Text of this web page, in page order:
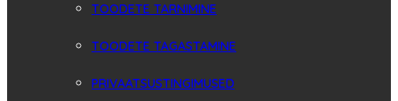
TOODETE TARNIMINE
TOODETE TAGASTAMINE
PRIVAATSUSTINGIMUSED